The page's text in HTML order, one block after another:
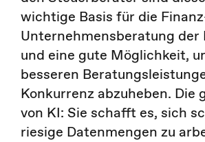
wichtige Basis für die
Unternehmensberatung der
und eine gute Möglichkeit,
besseren
Konkurrenz abzuheben. Die
von KI: Sie schafft es, sich
riesige Datenmengen zu